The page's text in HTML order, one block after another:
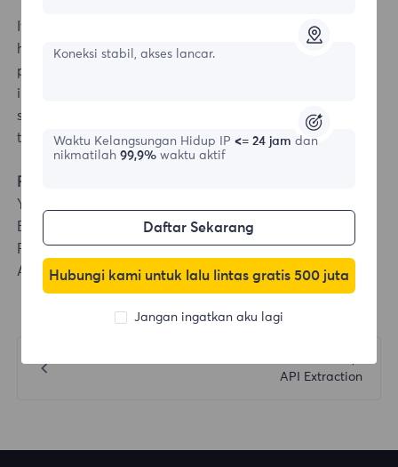
If it shows that the connection cannot be made, click
here to view [Proxy cannot be connected]
problem cannot be solved, please send the test
instructions and test results to the official email:
support@flyproxy.com, and we will arrange for our
technicians to fix it for you.
Fingerprint Browser Integration
YangTaoBrowser
Bitbrowser
Purple Bird Browser
AdsPower Browser
API Extraction
Koneksi stabil, akses lancar.
Waktu Kelangsungan Hidup IP <= 24 jam dan
nikmatilah 99,9%waktu aktif
Daftar Sekarang
Hubungi kami untuk lalu lintas gratis 500 juta
Jangan ingatkan aku lagi